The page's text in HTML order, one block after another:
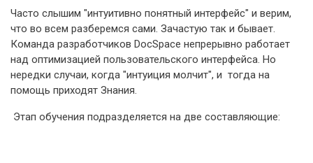
Часто слышим "интуитивно понятный интерфейс" и верим,
что во всем разберемся сами. Зачастую так и бывает.
Команда разработчиков DocSpace непрерывно работает
над оптимизацией пользовательского интерфейса. Но
нередки случаи, когда "интуиция молчит", и тогда на
помощь приходят Знания.
Этап обучения подразделяется на две составляющие: